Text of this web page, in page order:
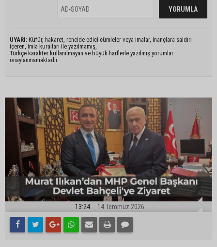
UYARI: Küfür, hakaret, rencide edici cümleler veya imalar, inançlara saldırı
içeren, imla kuralları ile yazılmamış,
Türkçe karakter kullanılmayan ve büyük harflerle yazılmış yorumlar
onaylanmamaktadır.
13:24 14 Temmuz 2026